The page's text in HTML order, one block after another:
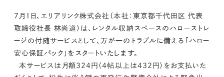
7月1日、エリアリンク株式会社（本社：東京都千代田区 代表
取締役社長 林尚道）は、レンタル収納スペースのハローストレ
ージの付随サービスとして、万が一のトラブルに備える「ハロー
安心保証パック」をスタートいたします。
本サービスは月額324円（4帖以上は432円）をお支払いた